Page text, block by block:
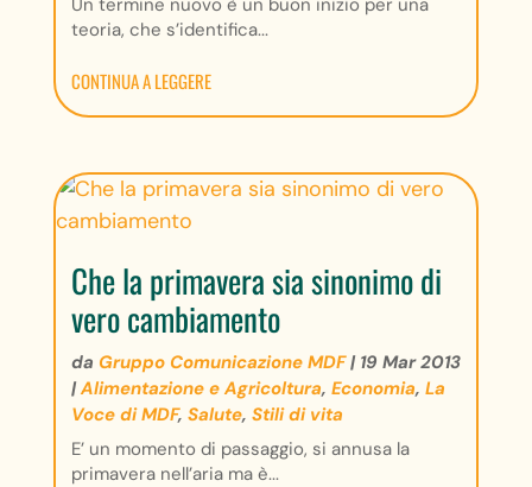
Un termine nuovo è un buon inizio per una
teoria, che s’identifica...
CONTINUA A LEGGERE
Che la primavera sia sinonimo di
vero cambiamento
da Gruppo Comunicazione MDF| 19 Mar 2013
|Alimentazione e Agricoltura, Economia, La
Voce di MDF, Salute, Stili di vita
E’ un momento di passaggio, si annusa la
primavera nell’aria ma è...